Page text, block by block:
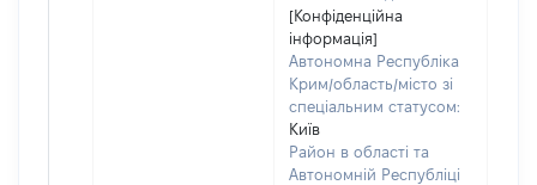
[Конфіденційна
інформація]
Автономна Республіка
Крим/область/місто зі
спеціальним статусом:
Київ
Район в області та
Автономній Республіці